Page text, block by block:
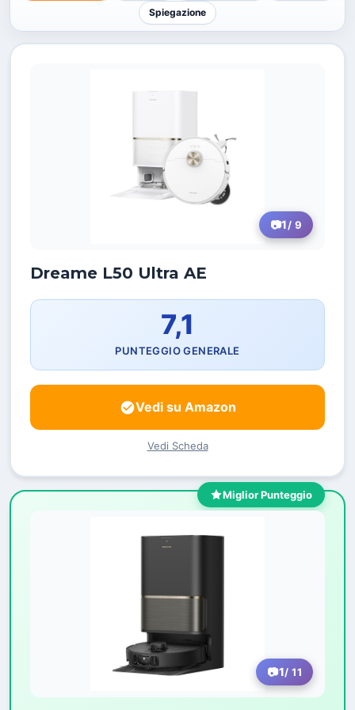
Spiegazione
1/ 9
Dreame L50 Ultra AE
7,1
PUNTEGGIO GENERALE
Vedi su Amazon
Vedi Scheda
Miglior Punteggio
1/ 11